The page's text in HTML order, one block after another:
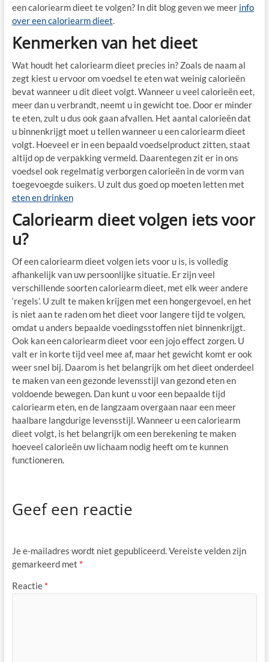
een caloriearm dieet te volgen? In dit blog geven we meer info
over een caloriearm dieet.
Kenmerken van het dieet
Wat houdt het caloriearm dieet precies in? Zoals de naam al
zegt kiest u ervoor om voedsel te eten wat weinig calorieën
bevat wanneer u dit dieet volgt. Wanneer u veel calorieën eet,
meer dan u verbrandt, neemt u in gewicht toe. Door er minder
te eten, zult u dus ook gaan afvallen. Het aantal calorieën dat
u binnenkrijgt moet u tellen wanneer u een caloriearm dieet
volgt. Hoeveel er in een bepaald voedselproduct zitten, staat
altijd op de verpakking vermeld. Daarentegen zit er in ons
voedsel ook regelmatig verborgen calorieën in de vorm van
toegevoegde suikers. U zult dus goed op moeten letten met
eten en drinken
Caloriearm dieet volgen iets voor
u?
Of een caloriearm dieet volgen iets voor u is, is volledig
afhankelijk van uw persoonlijke situatie. Er zijn veel
verschillende soorten caloriearm dieet, met elk weer andere
‘regels’. U zult te maken krijgen met een hongergevoel, en het
is niet aan te raden om het dieet voor langere tijd te volgen,
omdat u anders bepaalde voedingsstoffen niet binnenkrijgt.
Ook kan een caloriearm dieet voor een jojo effect zorgen. U
valt er in korte tijd veel mee af, maar het gewicht komt er ook
weer snel bij. Daarom is het belangrijk om het dieet onderdeel
te maken van een gezonde levensstijl van gezond eten en
voldoende bewegen. Dan kunt u voor een bepaalde tijd
caloriearm eten, en de langzaam overgaan naar een meer
haalbare langdurige levensstijl. Wanneer u een caloriearm
dieet volgt, is het belangrijk om een berekening te maken
hoeveel calorieën uw lichaam nodig heeft om te kunnen
functioneren.
Geef een reactie
Je e-mailadres wordt niet gepubliceerd.Vereiste velden zijn
gemarkeerd met *
Reactie *